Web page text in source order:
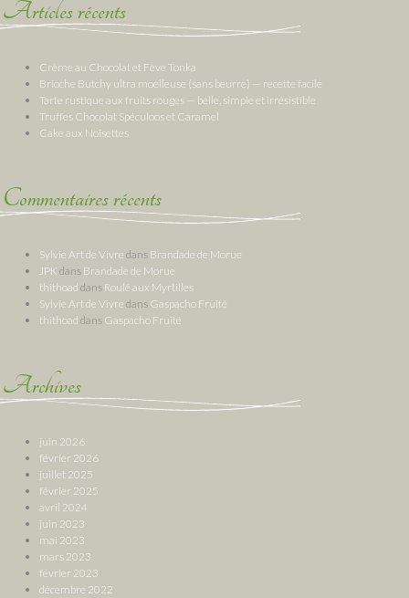
Articles récents
Crème au Chocolat et Fève Tonka
Brioche Butchy ultra moelleuse (sans beurre) — recette facile
Tarte rustique aux fruits rouges — belle, simple et irrésistible
Truffes Chocolat Spéculoos et Caramel
Cake aux Noisettes
Commentaires récents
Sylvie Art de Vivre dans Brandade de Morue
JPK dans Brandade de Morue
thithoad dans Roulé aux Myrtilles
Sylvie Art de Vivre dans Gaspacho Fruité
thithoad dans Gaspacho Fruité
Archives
juin 2026
février 2026
juillet 2025
février 2025
avril 2024
juin 2023
mai 2023
mars 2023
février 2023
décembre 2022